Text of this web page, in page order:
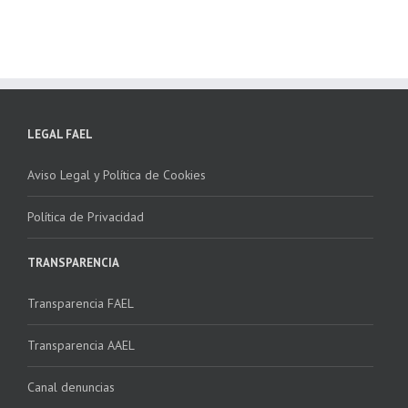
LEGAL FAEL
Aviso Legal y Política de Cookies
Política de Privacidad
TRANSPARENCIA
Transparencia FAEL
Transparencia AAEL
Canal denuncias